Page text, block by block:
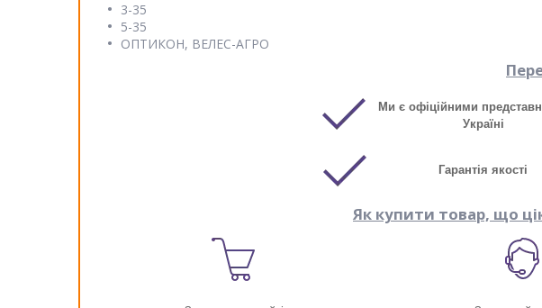
3-35
5-35
ОПТИКОН, ВЕЛЕС-АГРО
Ми є офіційними
Україні
Гарантія якості
Як купити товар, що